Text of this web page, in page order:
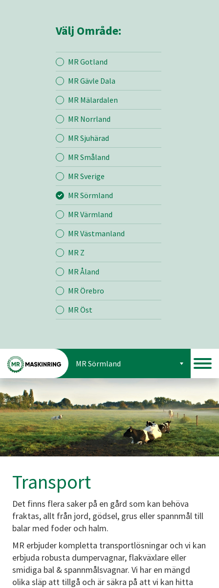
Mina sidor
MR Sörmland
Entreprenad
Bemanning
Välj Område:
MR Gotland
MR Gävle Dala
MR Mälardalen
MR Norrland
MR Sjuhärad
MR Småland
MR Sverige
MR Sörmland
MR Värmland
MR Västmanland
MR Z
MR Åland
MR Örebro
MR Öst
MR Sörmland
Transport
Det finns flera saker på en gård som kan behöva
fraktas, allt från jord, gödsel, grus eller spannmål till
balar med foder och halm.
MR erbjuder kompletta transportlösningar och vi kan
erbjuda robusta dumpervagnar, flakväxlare eller
smidiga bal & spannmålsvagnar. Vi har en mängd
olika släp att tillgå och är säkra på att vi kan hitta